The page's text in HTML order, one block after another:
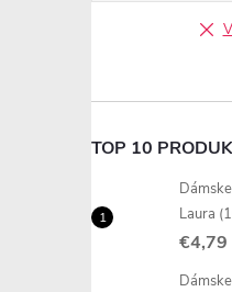
TOP 10
Laura
€4,79